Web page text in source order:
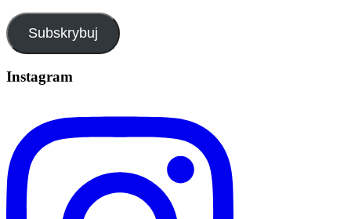
Subskrybuj
Instagram